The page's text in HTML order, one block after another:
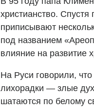
христианство.
приписывают
под названием
влияние на развитие
На Руси говорили,
лихорадки — злые
шатаются по белому